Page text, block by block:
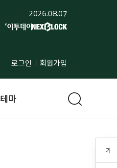
2026.08.07
로그인 회원가입
가
테마